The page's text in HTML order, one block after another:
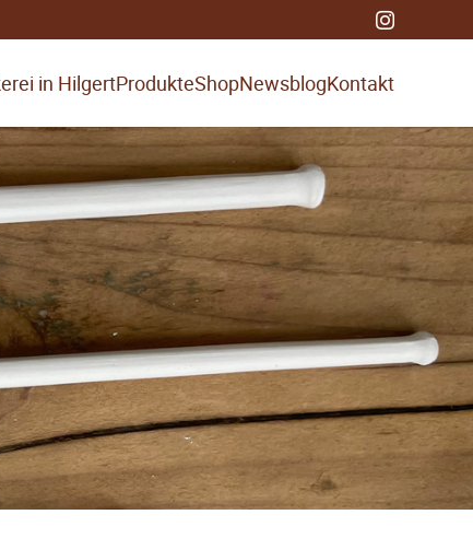
in HilgertProdukteShopNewsblogKontakt